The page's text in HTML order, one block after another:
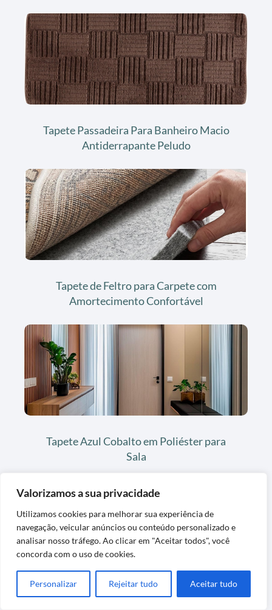
Valorizamos a sua privacidade
Utilizamos cookies para melhorar sua experiência de
navegação, veicular anúncios ou conteúdo personalizado e
analisar nosso tráfego. Ao clicar em "Aceitar todos", você
concorda com o uso de cookies.
Personalizar Rejeitar tudo Aceitar tudo
Tapete Passadeira Para Banheiro Macio
Antiderrapante Peludo
Tapete de Feltro para Carpete com
Amortecimento Confortável
Tapete Azul Cobalto em Poliéster para
Sala
Últimas Postagens